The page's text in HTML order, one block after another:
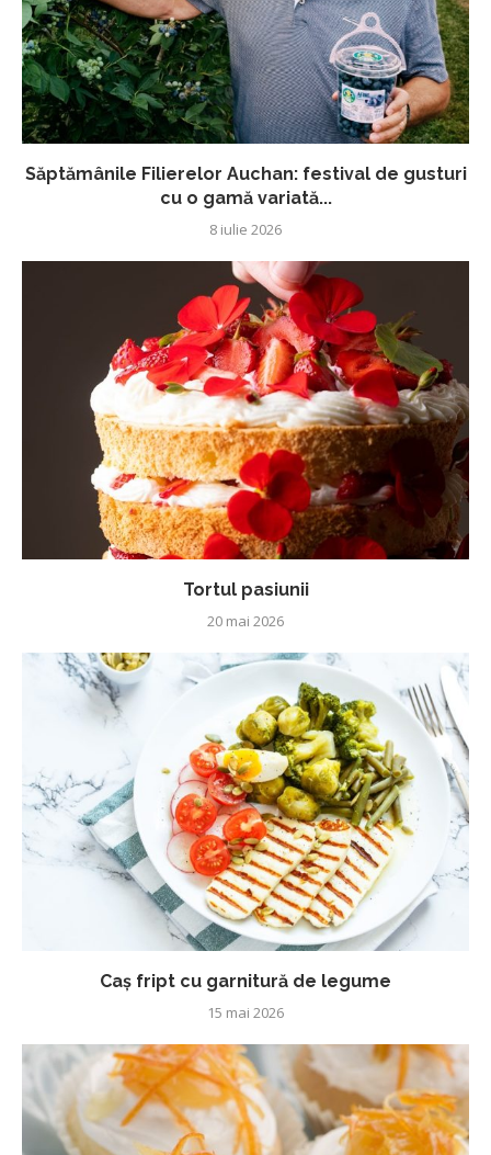
Săptămânile Filierelor Auchan: festival de gusturi
cu o gamă variată...
8 iulie 2026
Tortul pasiunii
20 mai 2026
Caș fript cu garnitură de legume
15 mai 2026